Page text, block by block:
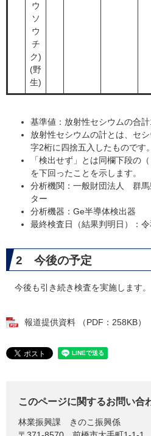
ウ
ソ
ウ
チ
ク)
(野
生)
基準値：放射性セシウムの合
放射性セシウムの計とは、セ
字2桁に四捨五入したものです。
「検出せず」とは同欄下段の
を下回ったことを示します。
分析機関：一般財団法人 群馬
ター
分析機器：Ge半導体検出器
最終検査日（結果判明日）：
2 今後の予定
今後も引き続き検査を実施します。
報道提供資料 （PDF：258KB）
このページに関するお問い合
林業振興課
きのこ振興係